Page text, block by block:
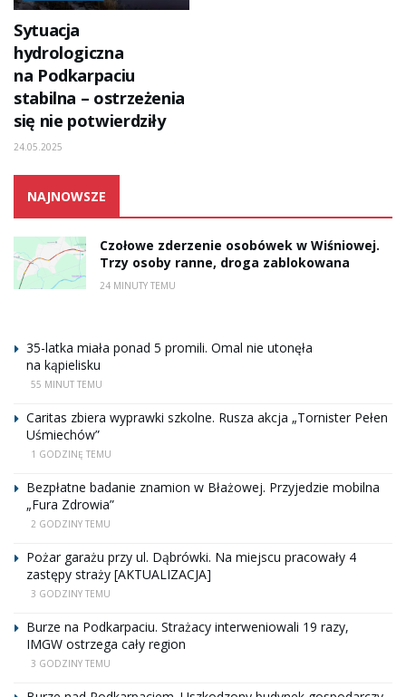
Sytuacja
hydrologiczna
na Podkarpaciu
stabilna – ostrzeżenia
się nie potwierdziły
24.05.2025
NAJNOWSZE
Czołowe zderzenie osobówek w Wiśniowej.
Trzy osoby ranne, droga zablokowana
24 MINUTY TEMU
35-latka miała ponad 5 promili. Omal nie utonęła
na kąpielisku
55 MINUT TEMU
Caritas zbiera wyprawki szkolne. Rusza akcja „Tornister Pełen
Uśmiechów”
1 GODZINĘ TEMU
Bezpłatne badanie znamion w Błażowej. Przyjedzie mobilna
„Fura Zdrowia”
2 GODZINY TEMU
Pożar garażu przy ul. Dąbrówki. Na miejscu pracowały 4
zastępy straży [AKTUALIZACJA]
3 GODZINY TEMU
Burze na Podkarpaciu. Strażacy interweniowali 19 razy,
IMGW ostrzega cały region
3 GODZINY TEMU